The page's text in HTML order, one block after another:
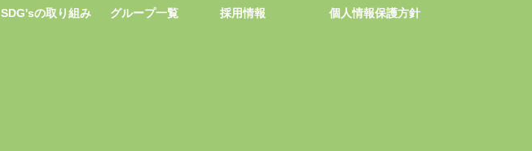
SDG'sの取り組み グループ一覧 採用情報 個人情報保護方針